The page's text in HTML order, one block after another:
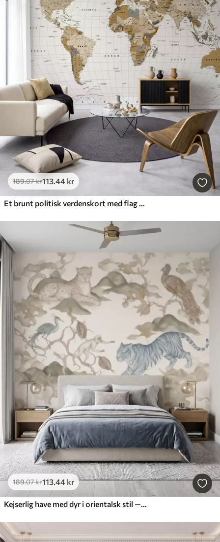
189.07kr113.44 kr
Et brunt politisk verdenskort med flag på engelsk
189.07kr113.44 kr
Kejserlig have med dyr i orientalsk stil — abe, leopard, tiger, påfugl og hejre